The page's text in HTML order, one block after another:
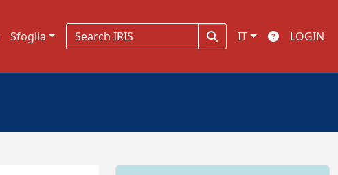
Sfoglia IT LOGIN